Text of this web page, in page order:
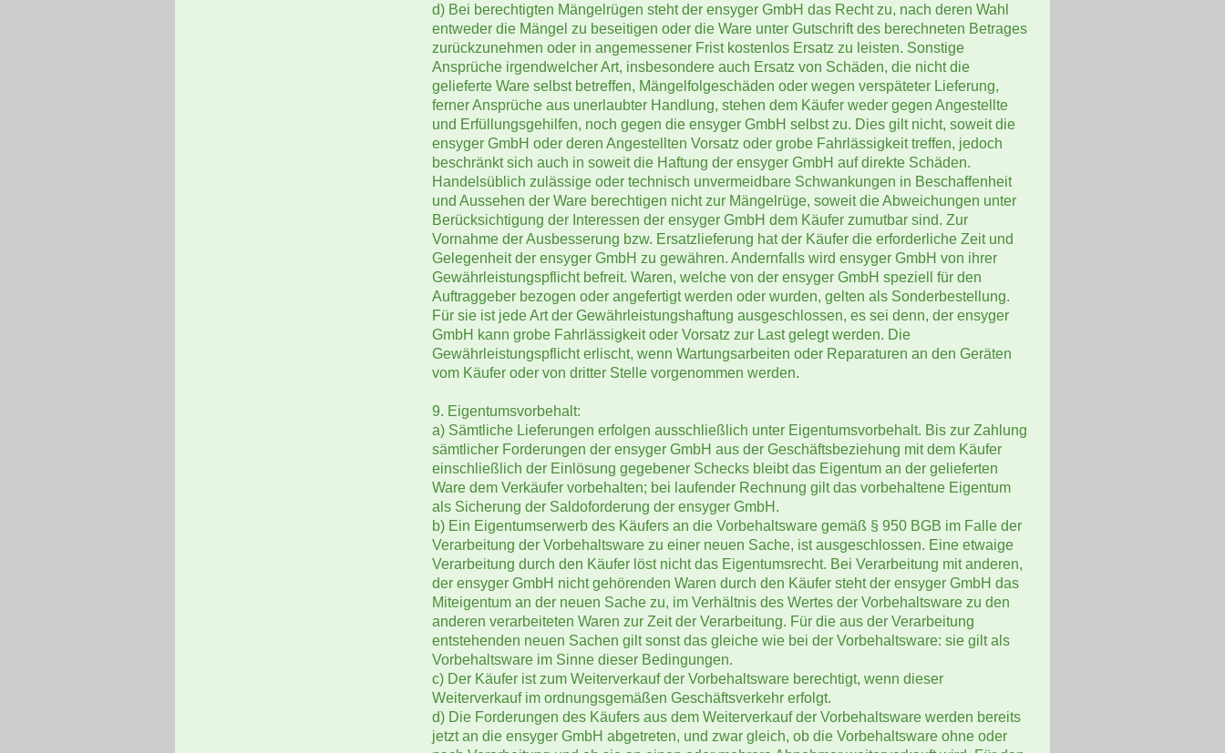
d) Bei berechtigten Mängelrügen steht der ensyger GmbH das Recht zu, nach deren Wahl
entweder die Mängel zu beseitigen oder die Ware unter Gutschrift des berechneten Betrages
zurückzunehmen oder in angemessener Frist kostenlos Ersatz zu leisten. Sonstige
Ansprüche irgendwelcher Art, insbesondere auch Ersatz von Schäden, die nicht die
gelieferte Ware selbst betreffen, Mängelfolgeschäden oder wegen verspäteter Lieferung,
ferner Ansprüche aus unerlaubter Handlung, stehen dem Käufer weder gegen Angestellte
und Erfüllungsgehilfen, noch gegen die ensyger GmbH selbst zu. Dies gilt nicht, soweit die
ensyger GmbH oder deren Angestellten Vorsatz oder grobe Fahrlässigkeit treffen, jedoch
beschränkt sich auch in soweit die Haftung der ensyger GmbH auf direkte Schäden.
Handelsüblich zulässige oder technisch unvermeidbare Schwankungen in Beschaffenheit
und Aussehen der Ware berechtigen nicht zur Mängelrüge, soweit die Abweichungen unter
Berücksichtigung der Interessen der ensyger GmbH dem Käufer zumutbar sind. Zur
Vornahme der Ausbesserung bzw. Ersatzlieferung hat der Käufer die erforderliche Zeit und
Gelegenheit der ensyger GmbH zu gewähren. Andernfalls wird ensyger GmbH von ihrer
Gewährleistungspflicht befreit. Waren, welche von der ensyger GmbH speziell für den
Auftraggeber bezogen oder angefertigt werden oder wurden, gelten als Sonderbestellung.
Für sie ist jede Art der Gewährleistungshaftung ausgeschlossen, es sei denn, der ensyger
GmbH kann grobe Fahrlässigkeit oder Vorsatz zur Last gelegt werden. Die
Gewährleistungspflicht erlischt, wenn Wartungsarbeiten oder Reparaturen an den Geräten
vom Käufer oder von dritter Stelle vorgenommen werden.
9. Eigentumsvorbehalt:
a) Sämtliche Lieferungen erfolgen ausschließlich unter Eigentumsvorbehalt. Bis zur Zahlung
sämtlicher Forderungen der ensyger GmbH aus der Geschäftsbeziehung mit dem Käufer
einschließlich der Einlösung gegebener Schecks bleibt das Eigentum an der gelieferten
Ware dem Verkäufer vorbehalten; bei laufender Rechnung gilt das vorbehaltene Eigentum
als Sicherung der Saldoforderung der ensyger GmbH.
b) Ein Eigentumserwerb des Käufers an die Vorbehaltsware gemäß § 950 BGB im Falle der
Verarbeitung der Vorbehaltsware zu einer neuen Sache, ist ausgeschlossen. Eine etwaige
Verarbeitung durch den Käufer löst nicht das Eigentumsrecht. Bei Verarbeitung mit anderen,
der ensyger GmbH nicht gehörenden Waren durch den Käufer steht der ensyger GmbH das
Miteigentum an der neuen Sache zu, im Verhältnis des Wertes der Vorbehaltsware zu den
anderen verarbeiteten Waren zur Zeit der Verarbeitung. Für die aus der Verarbeitung
entstehenden neuen Sachen gilt sonst das gleiche wie bei der Vorbehaltsware: sie gilt als
Vorbehaltsware im Sinne dieser Bedingungen.
c) Der Käufer ist zum Weiterverkauf der Vorbehaltsware berechtigt, wenn dieser
Weiterverkauf im ordnungsgemäßen Geschäftsverkehr erfolgt.
d) Die Forderungen des Käufers aus dem Weiterverkauf der Vorbehaltsware werden bereits
jetzt an die ensyger GmbH abgetreten, und zwar gleich, ob die Vorbehaltsware ohne oder